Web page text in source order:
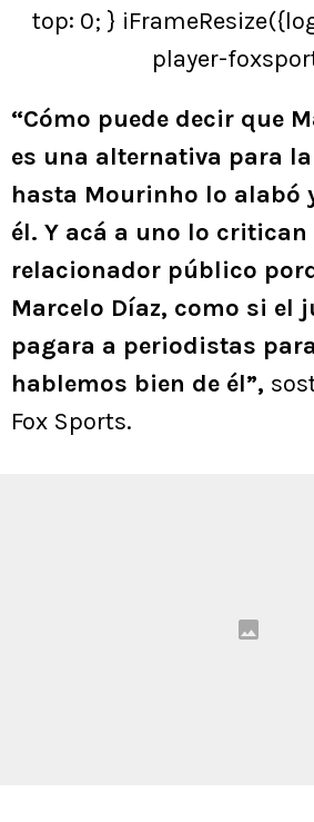
top: 0; }
player-
“Cómo puede decir que
es una alternativa para
hasta Mourinho lo alabó
él. Y acá a uno lo
relacionador público
Marcelo Díaz, como si el
pagara a periodistas
hablemos bien de él”,
Fox Sports.